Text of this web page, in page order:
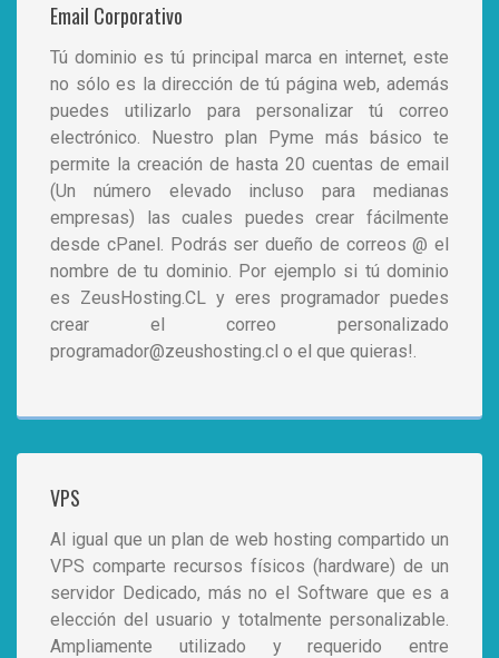
Email Corporativo
Tú dominio es tú principal marca en internet, este
no sólo es la dirección de tú página web, además
puedes utilizarlo para personalizar tú correo
electrónico. Nuestro plan Pyme más básico te
permite la creación de hasta 20 cuentas de email
(Un número elevado incluso para medianas
empresas) las cuales puedes crear fácilmente
desde cPanel. Podrás ser dueño de correos @ el
nombre de tu dominio. Por ejemplo si tú dominio
es ZeusHosting.CL y eres programador puedes
crear el correo personalizado
programador@zeushosting.cl o el que quieras!.
VPS
Al igual que un plan de web hosting compartido un
VPS comparte recursos físicos (hardware) de un
servidor Dedicado, más no el Software que es a
elección del usuario y totalmente personalizable.
Ampliamente utilizado y requerido entre